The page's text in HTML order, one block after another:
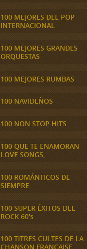
100 MEJORES DEL POP
INTERNACIONAL
100 MEJORES GRANDES
ORQUESTAS
100 MEJORES RUMBAS
100 NAVIDEÑOS
100 NON STOP HITS
100 QUE TE ENAMORAN
LOVE SONGS,
100 ROMÁNTICOS DE
SIEMPRE
100 SUPER ÉXITOS DEL
ROCK 60's
100 TITRES CULTES DE LA
CHANSON FRANCAISE